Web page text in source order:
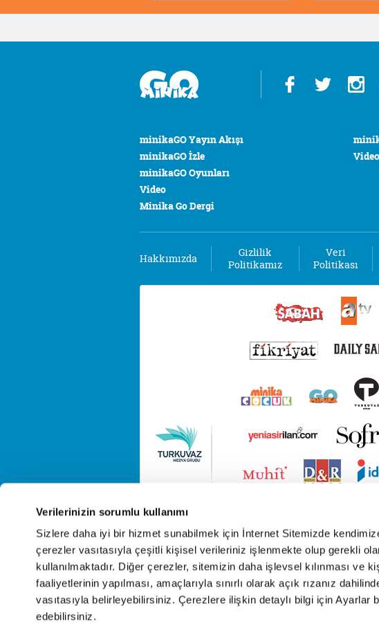
Verilerinizin sorumlu kullanımı
Sizlere daha iyi bir hizmet sunabilmek için İnternet Sitemizde
çerezler vasıtasıyla çeşitli kişisel verileriniz işlenmekte olup gerekli
kullanılmaktadır. Diğer çerezler, sitemizin daha işlevsel kılınması
faaliyetlerinin yapılması, amaçlarıyla sınırlı olarak açık rızanız
vasıtasıyla belirleyebilirsiniz. Çerezlere ilişkin detaylı bilgi için Ayarlar
edebilirsiniz.
minikaGO Yayın Akışı
minikaGO İzle
minikaGO Oyunları
Video
Minika Go Dergi
Video
Hakkımızda
Gizlilik
Politikamız
Veri
Politikası
Copyright © 2026 Tüm